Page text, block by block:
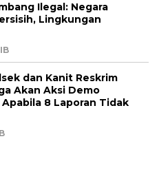
Ilegal: Negara
Lingkungan
dan Kanit Reskrim
Akan Aksi Demo
8 Laporan Tidak